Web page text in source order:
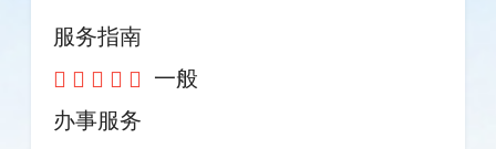
服务指南
一般
办事服务